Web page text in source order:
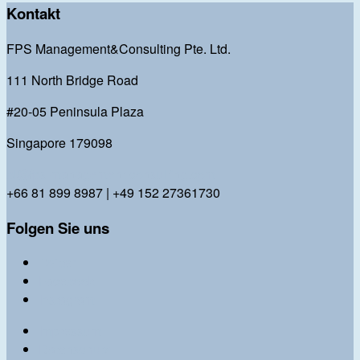
Kontakt
FPS Management&Consulting Pte. Ltd.
111 North Bridge Road
#20-05 Peninsula Plaza
Singapore 179098
+66 81 899 8987 | +49 152 27361730
Folgen Sie uns